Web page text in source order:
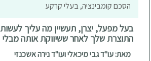
הסכם קומבינציה, בעלי קרקע
בעל מפעל, יצרן, תעשיין מה עליך
התוצרת שלך לאחר ששיווקת אותה
מאת: עו"ד גבי מיכאלי ועו"ד נירה אשכנזי